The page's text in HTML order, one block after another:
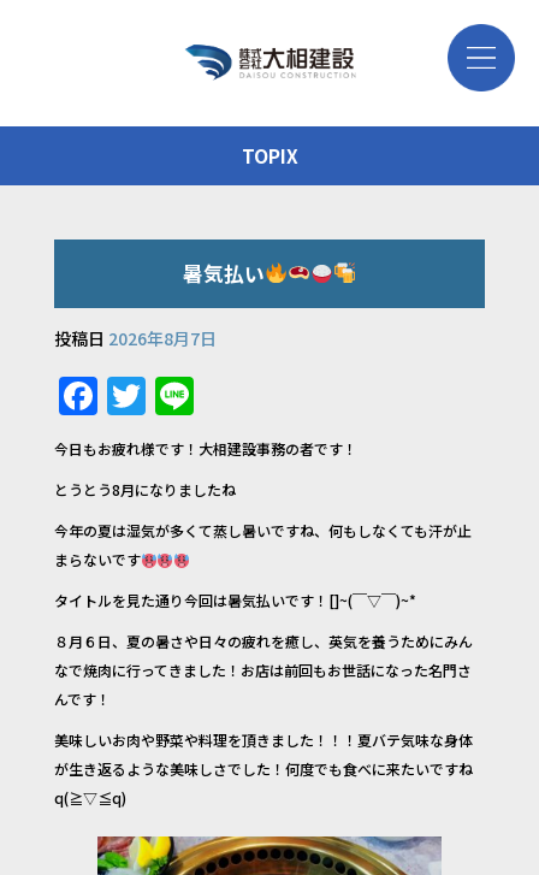
TOPIX
暑気払い
投稿日 2026年8月7日
F
a
c
e
b
o
o
k
T
w
it
te
r
Li
n
e
今日もお疲れ様です！大相建設事務の者です！
とうとう8月になりましたね
今年の夏は湿気が多くて蒸し暑いですね、何もしなくても汗が止
まらないです
タイトルを見た通り今回は暑気払いです！[]~(￣▽￣)~*
８月６日、夏の暑さや日々の疲れを癒し、英気を養うためにみん
なで焼肉に行ってきました！お店は前回もお世話になった名門さ
んです！
美味しいお肉や野菜や料理を頂きました！！！夏バテ気味な身体
が生き返るような美味しさでした！何度でも食べに来たいですね
q(≧▽≦q)